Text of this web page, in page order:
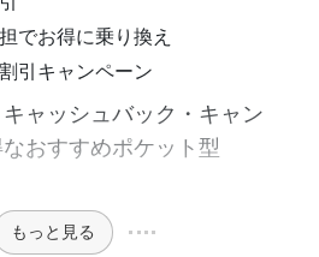
でお得に乗り換え
引キャンペーン
キャッシュバック・キャン
おすすめポケット型
もっと見る